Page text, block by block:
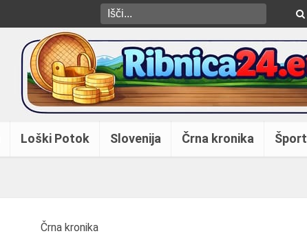
Loški Potok Slovenija Črna kronika Šport
Črna kronika